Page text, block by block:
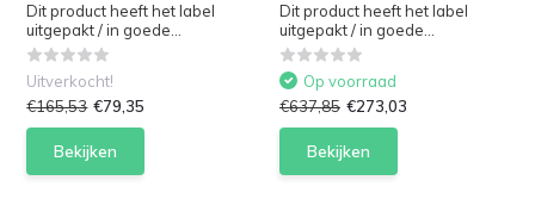
Dit product heeft het label
uitgepakt / in goede...
Uitverkocht!
€165,53 €79,35
Bekijken
Dit product heeft het label
uitgepakt / in goede...
Op voorraad
€637,85 €273,03
Bekijken